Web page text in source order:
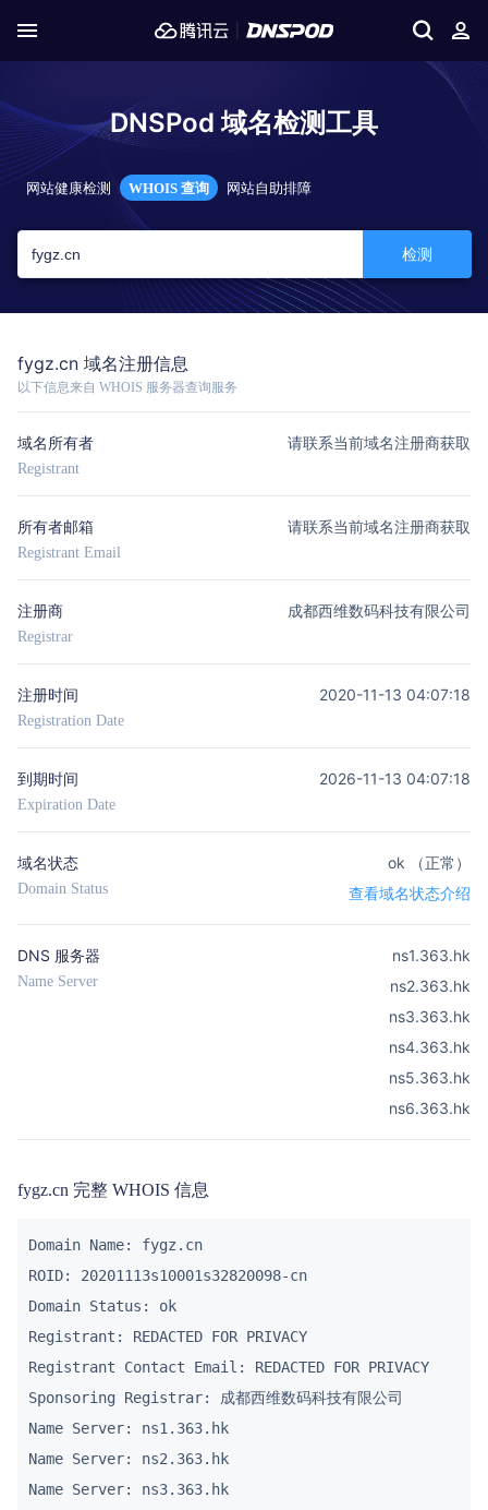
DNSPod 域名检测工具
网站健康检测 WHOIS 查询 网站自助排障
检测
fygz.cn 域名注册信息
以下信息来自 WHOIS 服务器查询服务
域名所有者
Registrant
请联系当前域名注册商获取
所有者邮箱
Registrant Email
请联系当前域名注册商获取
注册商
Registrar
成都西维数码科技有限公司
注册时间
Registration Date
2020-11-13 04:07:18
到期时间
Expiration Date
2026-11-13 04:07:18
域名状态
Domain Status
ok （正常）
查看域名状态介绍
DNS 服务器
Name Server
ns1.363.hk
ns2.363.hk
ns3.363.hk
ns4.363.hk
ns5.363.hk
ns6.363.hk
fygz.cn 完整 WHOIS 信息
Domain Name: fygz.cn
ROID: 20201113s10001s32820098-cn
Domain Status: ok
Registrant: REDACTED FOR PRIVACY
Registrant Contact Email: REDACTED FOR PRIVACY
Sponsoring Registrar: 成都西维数码科技有限公司
Name Server: ns1.363.hk
Name Server: ns2.363.hk
Name Server: ns3.363.hk